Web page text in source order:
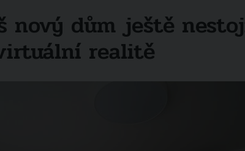
nový dům ještě
realitě